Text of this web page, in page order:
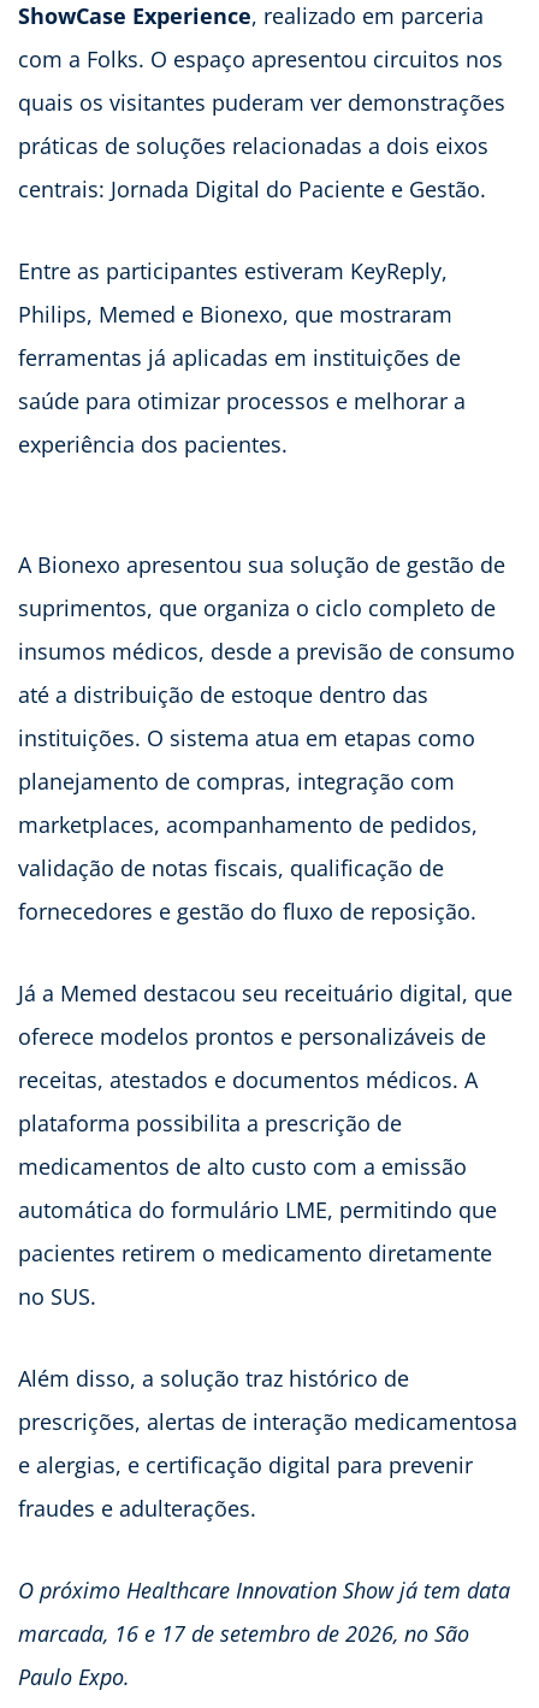
ShowCase Experience, realizado em parceria
com a Folks. O espaço apresentou circuitos nos
quais os visitantes puderam ver demonstrações
práticas de soluções relacionadas a dois eixos
centrais: Jornada Digital do Paciente e Gestão.
Entre as participantes estiveram KeyReply,
Philips, Memed e Bionexo, que mostraram
ferramentas já aplicadas em instituições de
saúde para otimizar processos e melhorar a
experiência dos pacientes.
A Bionexo apresentou sua solução de gestão de
suprimentos, que organiza o ciclo completo de
insumos médicos, desde a previsão de consumo
até a distribuição de estoque dentro das
instituições. O sistema atua em etapas como
planejamento de compras, integração com
marketplaces, acompanhamento de pedidos,
validação de notas fiscais, qualificação de
fornecedores e gestão do fluxo de reposição.
Já a Memed destacou seu receituário digital, que
oferece modelos prontos e personalizáveis de
receitas, atestados e documentos médicos. A
plataforma possibilita a prescrição de
medicamentos de alto custo com a emissão
automática do formulário LME, permitindo que
pacientes retirem o medicamento diretamente
no SUS.
Além disso, a solução traz histórico de
prescrições, alertas de interação medicamentosa
e alergias, e certificação digital para prevenir
fraudes e adulterações.
O próximo Healthcare Innovation Show já tem data
marcada, 16 e 17 de setembro de 2026, no São
Paulo Expo.